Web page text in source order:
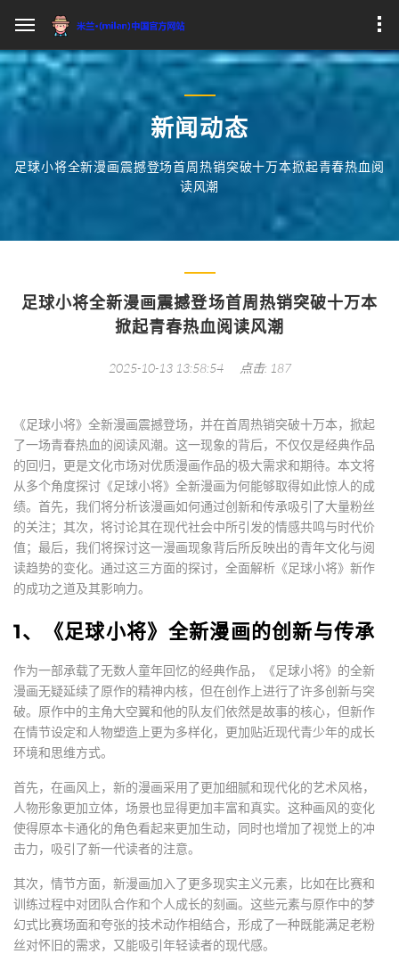
新闻动态
足球小将全新漫画震撼登场首周热销突破十万本掀起青春热血阅
读风潮
足球小将全新漫画震撼登场首周热销突破十万本
掀起青春热血阅读风潮
2025-10-13 13:58:54 点击: 187
《足球小将》全新漫画震撼登场，并在首周热销突破十万本，掀起
了一场青春热血的阅读风潮。这一现象的背后，不仅仅是经典作品
的回归，更是文化市场对优质漫画作品的极大需求和期待。本文将
从多个角度探讨《足球小将》全新漫画为何能够取得如此惊人的成
绩。首先，我们将分析该漫画如何通过创新和传承吸引了大量粉丝
的关注；其次，将讨论其在现代社会中所引发的情感共鸣与时代价
值；最后，我们将探讨这一漫画现象背后所反映出的青年文化与阅
读趋势的变化。通过这三方面的探讨，全面解析《足球小将》新作
的成功之道及其影响力。
1、《足球小将》全新漫画的创新与传承
作为一部承载了无数人童年回忆的经典作品，《足球小将》的全新
漫画无疑延续了原作的精神内核，但在创作上进行了许多创新与突
破。原作中的主角大空翼和他的队友们依然是故事的核心，但新作
在情节设定和人物塑造上更为多样化，更加贴近现代青少年的成长
环境和思维方式。
首先，在画风上，新的漫画采用了更加细腻和现代化的艺术风格，
人物形象更加立体，场景也显得更加丰富和真实。这种画风的变化
使得原本卡通化的角色看起来更加生动，同时也增加了视觉上的冲
击力，吸引了新一代读者的注意。
其次，情节方面，新漫画加入了更多现实主义元素，比如在比赛和
训练过程中对团队合作和个人成长的刻画。这些元素与原作中的梦
幻式比赛场面和夸张的技术动作相结合，形成了一种既能满足老粉
丝对怀旧的需求，又能吸引年轻读者的现代感。